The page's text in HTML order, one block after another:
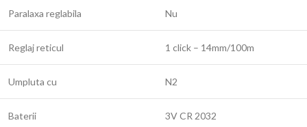
Paralaxa reglabila Nu
Reglaj reticul 1 click – 14mm/100m
Umpluta cu N2
Baterii 3V CR 2032